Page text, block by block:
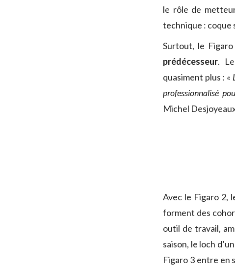
le rôle de
technique : coque
Surtout, le
prédécesseur.
quasiment plus : «
professionnalisé
Michel
Avec le Figaro 2,
forment des
outil de travail,
saison, le loch
Figaro 3 entre en